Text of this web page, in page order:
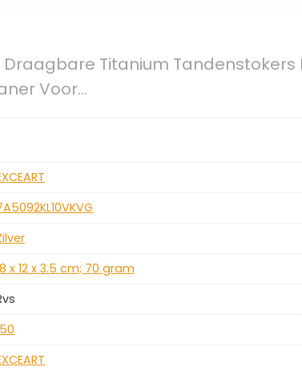
Draagbare Titanium
Voor…
x 12 x 3.5 cm; 70 gram